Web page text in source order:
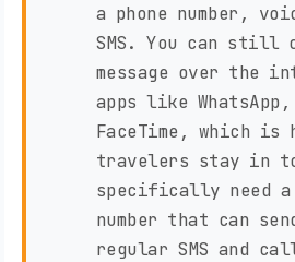
a phone number,
SMS. You can still
message over the
apps like
FaceTime, which is
travelers stay in
specifically need a
number that can
regular SMS and